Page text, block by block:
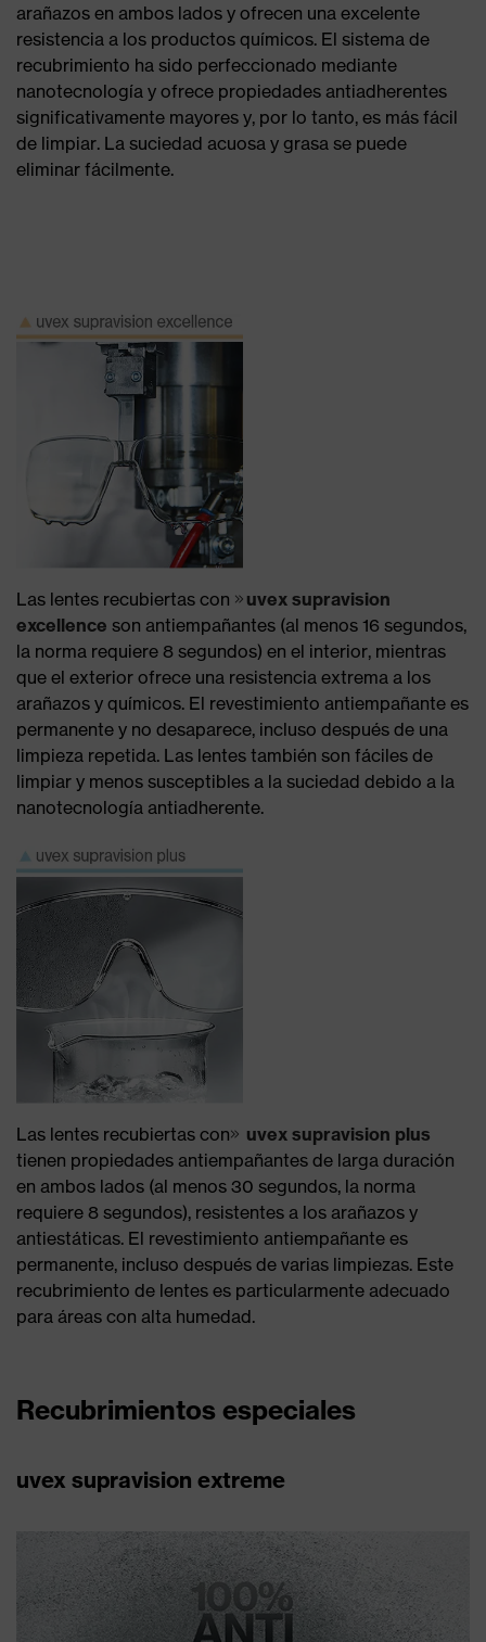
arañazos en ambos lados y ofrecen una excelente
resistencia a los productos químicos. El sistema de
recubrimiento ha sido perfeccionado mediante
nanotecnología y ofrece propiedades antiadherentes
significativamente mayores y, por lo tanto, es más fácil
de limpiar. La suciedad acuosa y grasa se puede
eliminar fácilmente.
Las lentes recubiertas con
uvex supravision
excellence son antiempañantes (al menos 16 segundos,
la norma requiere 8 segundos) en el interior, mientras
que el exterior ofrece una resistencia extrema a los
arañazos y químicos. El revestimiento antiempañante es
permanente y no desaparece, incluso después de una
limpieza repetida. Las lentes también son fáciles de
limpiar y menos susceptibles a la suciedad debido a la
nanotecnología antiadherente.
Las lentes recubiertas con
uvex supravision plus
tienen propiedades antiempañantes de larga duración
en ambos lados (al menos 30 segundos, la norma
requiere 8 segundos), resistentes a los arañazos y
antiestáticas. El revestimiento antiempañante es
permanente, incluso después de varias limpiezas. Este
recubrimiento de lentes es particularmente adecuado
para áreas con alta humedad.
Recubrimientos especiales
uvex supravision extreme